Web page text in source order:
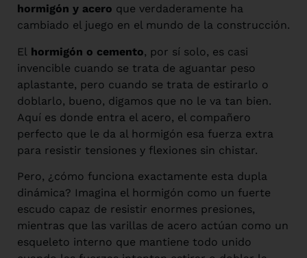
hormigón y acero que verdaderamente ha
cambiado el juego en el mundo de la construcción.
El hormigón o cemento, por sí solo, es casi
invencible cuando se trata de aguantar peso
aplastante, pero cuando se trata de estirarlo o
doblarlo, bueno, digamos que no le va tan bien.
Aquí es donde entra el acero, el compañero
perfecto que le da al hormigón esa fuerza extra
para resistir tensiones y flexiones sin chistar.
Pero, ¿cómo funciona exactamente esta dupla
dinámica? Imagina el hormigón como un fuerte
escudo capaz de resistir enormes presiones,
mientras que las varillas de acero actúan como un
esqueleto interno que mantiene todo unido